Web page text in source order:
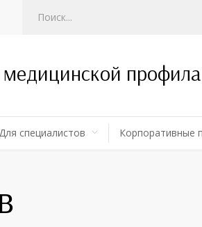
специалистов Корпоративные